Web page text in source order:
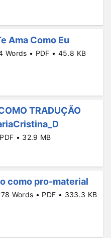
Ama Como Eu
Words • PDF • 45.8 KB
TRADUÇÃO
• 32.9 MB
como pro-material
Words • PDF • 333.3 KB